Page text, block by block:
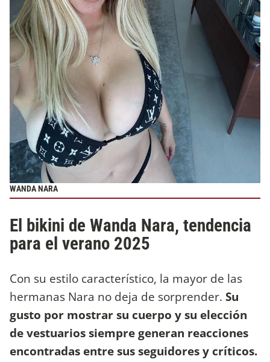
WANDA NARA
El bikini de Wanda Nara, tendencia
para el verano 2025
Con su estilo característico, la mayor de las
hermanas Nara no deja de sorprender. Su
gusto por mostrar su cuerpo y su elección
de vestuarios siempre generan reacciones
encontradas entre sus seguidores y críticos.